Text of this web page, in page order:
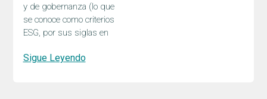
y de gobernanza (lo que
se conoce como criterios
ESG, por sus siglas en
Sigue Leyendo